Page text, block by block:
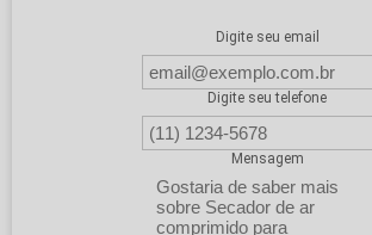
Digite seu email
Digite seu telefone
Mensagem